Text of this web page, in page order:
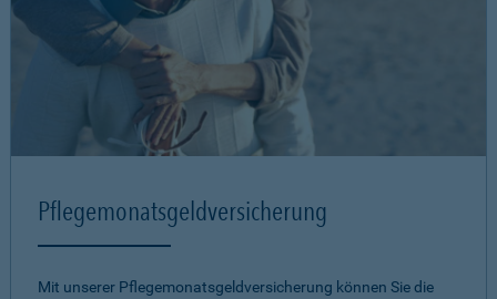
Pflegemonatsgeld­versicherung
Mit unserer Pflegemonatsgeld­versicherung können Sie die